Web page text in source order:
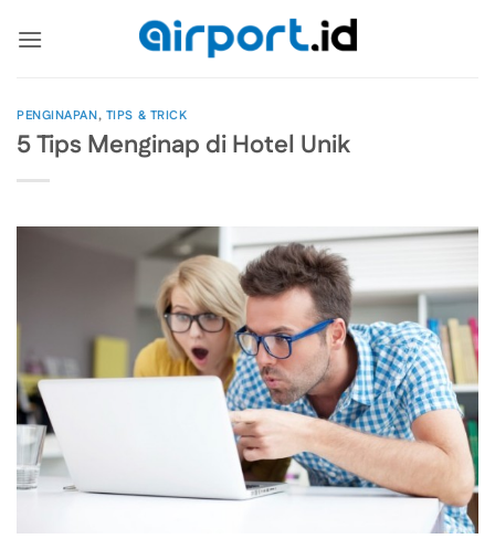
PENGINAPAN, TIPS & TRICK
5 Tips Menginap di Hotel Unik